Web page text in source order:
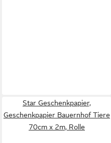
Star Geschenkpapier,
Geschenkpapier Bauernhof Tiere
70cm x 2m, Rolle